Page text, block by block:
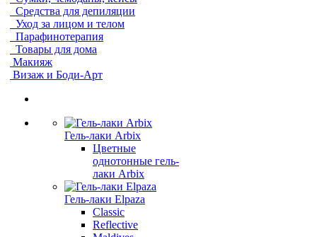
Средства для депиляции
Уход за лицом и телом
Парафинотерапия
Товары для дома
Макияж
Визаж и Боди-Арт
Гель-лаки Arbix
Цветные
однотонные гель-
лаки Arbix
Гель-лаки Elpaza
Classic
Reflective